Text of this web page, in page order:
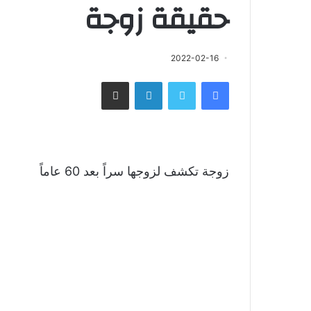
حقيقة زوجة
2022-02-16
فيسبوك تويتر لينكدإن مشاركة عبر البريد
زوجة تكشف لزوجها سراً بعد 60 عاماً